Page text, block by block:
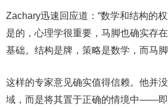
Zachary迅速回应道：“数学和结构的
是的，心理学很重要，马脚也确实存
基础。结构是牌，策略是数学，而马
这样的专家意见确实值得信赖。他并
域，而是将其置于正确的情境中——